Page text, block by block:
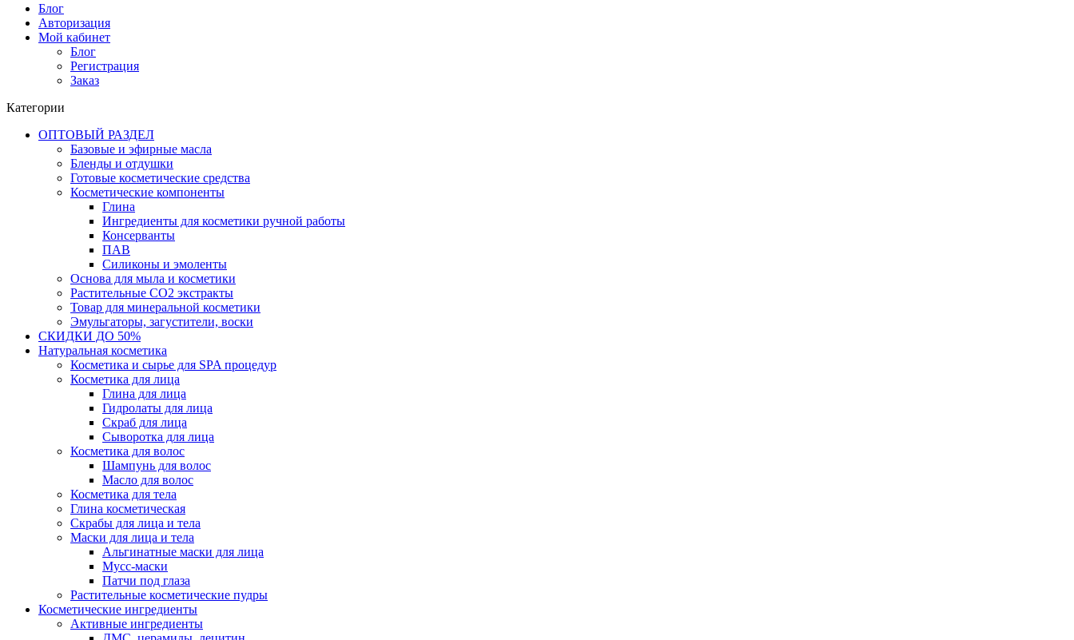
Блог
Авторизация
Мой кабинет
Блог
Регистрация
Заказ
Категории
ОПТОВЫЙ РАЗДЕЛ
Базовые и эфирные масла
Бленды и отдушки
Готовые косметические средства
Косметические компоненты
Глина
Ингредиенты для косметики ручной работы
Консерванты
ПАВ
Силиконы и эмоленты
Основа для мыла и косметики
Растительные СО2 экстракты
Товар для минеральной косметики
Эмульгаторы, загустители, воски
СКИДКИ ДО 50%
Натуральная косметика
Косметика и сырье для SPA процедур
Косметика для лица
Глина для лица
Гидролаты для лица
Скраб для лица
Сыворотка для лица
Косметика для волос
Шампунь для волос
Масло для волос
Косметика для тела
Глина косметическая
Скрабы для лица и тела
Маски для лица и тела
Альгинатные маски для лица
Мусс-маски
Патчи под глаза
Растительные косметические пудры
Косметические ингредиенты
Активные ингредиенты